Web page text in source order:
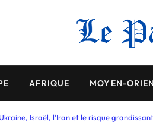
AFRIQUE MOYEN-
Israël, l’Iran et le risque